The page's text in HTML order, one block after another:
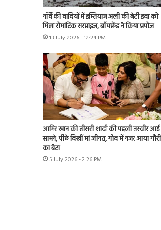
नॉर्वे की वादियों में इम्तियाज अली की बेटी इदा को
मिला रोमांटिक सरप्राइज, बॉयफ्रेंड ने किया प्रपोज
13 July 2026 - 12:24 PM
आमिर खान की तीसरी शादी की पहली तस्वीर आई
सामने, पीछे दिखीं मां जीनत, गोद में नजर आया गौरी
का बेटा
5 July 2026 - 2:26 PM